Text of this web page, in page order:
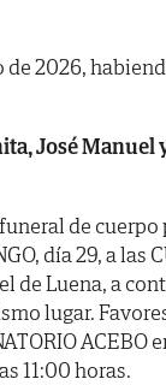
2026,
José Manuel
de
día 29, a las
de Luena, a
lugar.
ACEBO
11:00 horas.